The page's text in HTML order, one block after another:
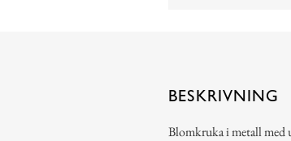
BESKRIVNING
Blomkruka i metall med